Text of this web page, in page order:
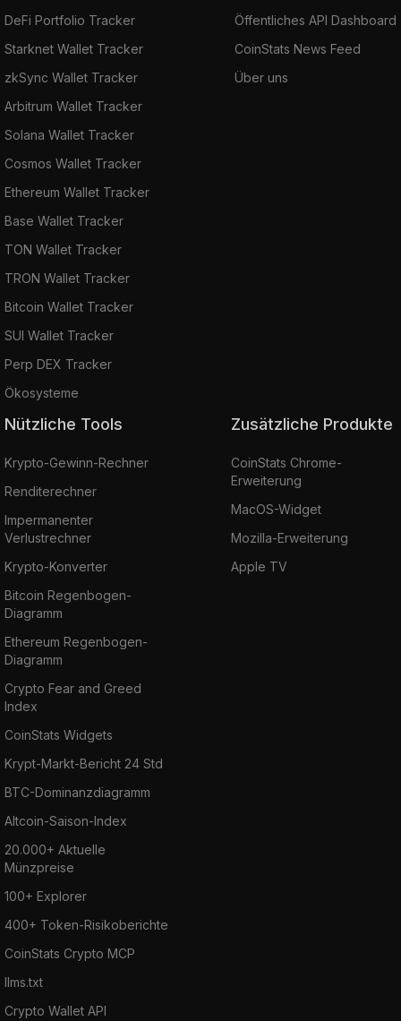
DeFi Portfolio Tracker
Starknet Wallet Tracker
zkSync Wallet Tracker
Arbitrum Wallet Tracker
Solana Wallet Tracker
Cosmos Wallet Tracker
Ethereum Wallet Tracker
Base Wallet Tracker
TON Wallet Tracker
TRON Wallet Tracker
Bitcoin Wallet Tracker
SUI Wallet Tracker
Perp DEX Tracker
Ökosysteme
Öffentliches API Dashboard
CoinStats News Feed
Über uns
Nützliche Tools
Krypto-Gewinn-Rechner
Renditerechner
Impermanenter
Verlustrechner
Krypto-Konverter
Bitcoin Regenbogen-
Diagramm
Ethereum Regenbogen-
Diagramm
Crypto Fear and Greed
Index
CoinStats Widgets
Krypt-Markt-Bericht 24 Std
BTC-Dominanzdiagramm
Altcoin-Saison-Index
20.000+ Aktuelle
Münzpreise
100+ Explorer
400+ Token-Risikoberichte
CoinStats Crypto MCP
llms.txt
Crypto Wallet API
Zusätzliche Produkte
CoinStats Chrome-
Erweiterung
MacOS-Widget
Mozilla-Erweiterung
Apple TV